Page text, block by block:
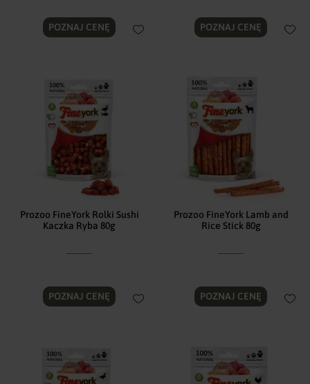
POZNAJ CENĘ POZNAJ CENĘ
Prozoo FineYork Rolki Sushi
Kaczka Ryba 80g
POZNAJ CENĘ
Prozoo FineYork Lamb and
Rice Stick 80g
POZNAJ CENĘ